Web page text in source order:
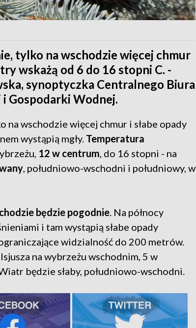
tylko na wschodzie więcej chmur
wskażą od 6 do 16 stopni C. -
synoptyczka Centralnego Biura
Gospodarki Wodnej.
na wschodzie więcej chmur i słabe opady
wystąpią mgły. Temperatura
12 w centrum, do 16 stopni - na
, południowo-wschodni i południowy, w
będzie pogodnie. Na północy
i tam wystąpią słabe opady
widzialność do 200 metrów.
na wybrzeżu wschodnim, 5 w
będzie słaby, południowo-wschodni.